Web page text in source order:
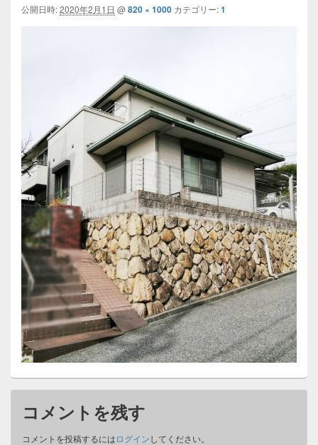
公開日時:2020年2月1日 @820 × 1000 カテゴリー:1
コメントを残す
コメントを投稿するにはログインしてください。